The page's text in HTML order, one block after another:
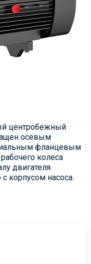
центробежный
осевым
фланцевым
колеса
двигателя.
корпусом насоса.